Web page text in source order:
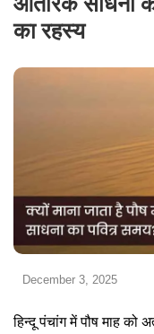
का रहस्य
December 3, 2025
हिन्दू पंचांग में पौष माह को